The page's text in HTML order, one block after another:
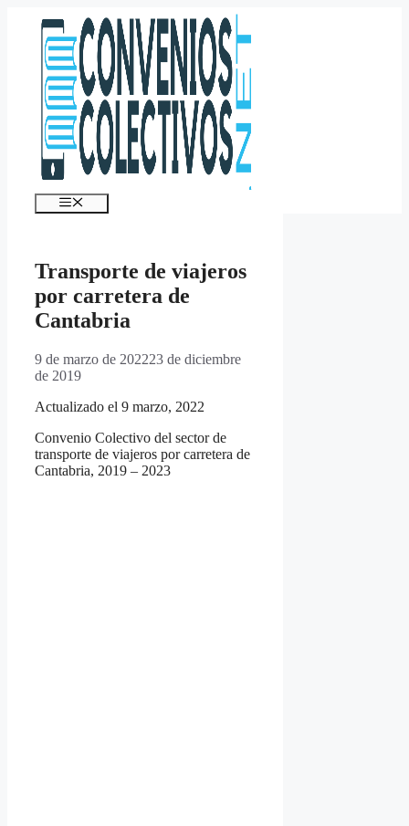
contenido
Menú
Transporte de viajeros
por carretera de
Cantabria
9 de marzo de 202223 de diciembre
de 2019
Actualizado el 9 marzo, 2022
Convenio Colectivo del sector de
transporte de viajeros por carretera de
Cantabria, 2019 – 2023